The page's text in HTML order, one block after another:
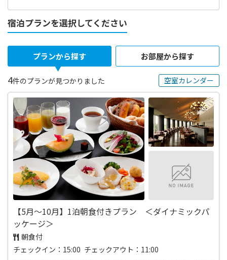
宿泊プランを選択してください
プランから探す お部屋から探す
4件のプランが見つかりました 空室カレンダー
【5月～10月】1泊朝食付きプラン ＜ダイナミックパ
ッケージ＞
朝食付
チェックイン：15:00 チェックアウト：11:00